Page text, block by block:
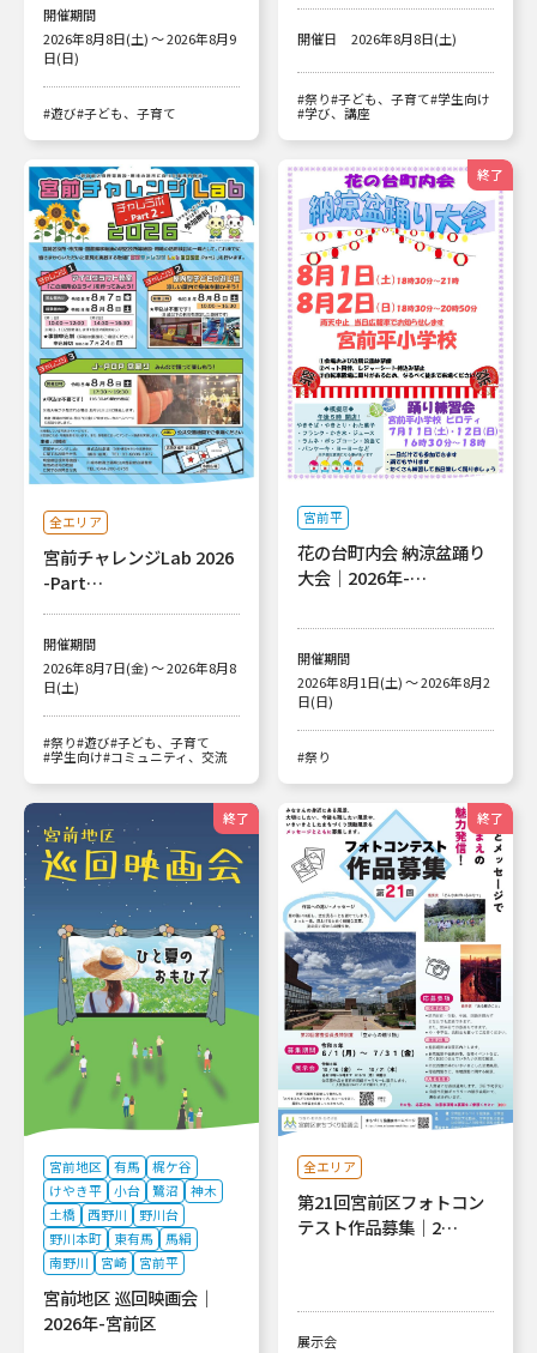
開催期間
2026年8月8日(土) ～ 2026年8月9
日(日)
#遊び#子ども、子育て
開催日 2026年8月8日(土)
#祭り#子ども、子育て#学生向け
#学び、講座
全エリア
宮前チャレンジLab 2026
-Part…
開催期間
2026年8月7日(金) ～ 2026年8月8
日(土)
#祭り#遊び#子ども、子育て
#学生向け#コミュニティ、交流
終了
宮前平
花の台町内会 納涼盆踊り
大会｜2026年-…
開催期間
2026年8月1日(土) ～ 2026年8月2
日(日)
#祭り
終了
宮前地区 有馬
梶ケ谷
けやき平
小台 鷺沼
神木
土橋
西野川
野川台
野川本町
東有馬
馬絹
南野川
宮崎 宮前平
宮前地区 巡回映画会｜
2026年-宮前区
終了
全エリア
第21回宮前区フォトコン
テスト作品募集｜2…
展示会